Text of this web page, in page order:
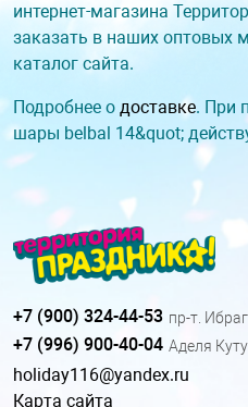
интернет-магазина
заказать в наших оптовых
каталог сайта.
Подробнее о доставке. При
шары belbal 14&quot;
+7 (900) 324-44-53 пр-т.
+7 (996) 900-40-04 Аделя
holiday116@yandex.ru
Карта сайта